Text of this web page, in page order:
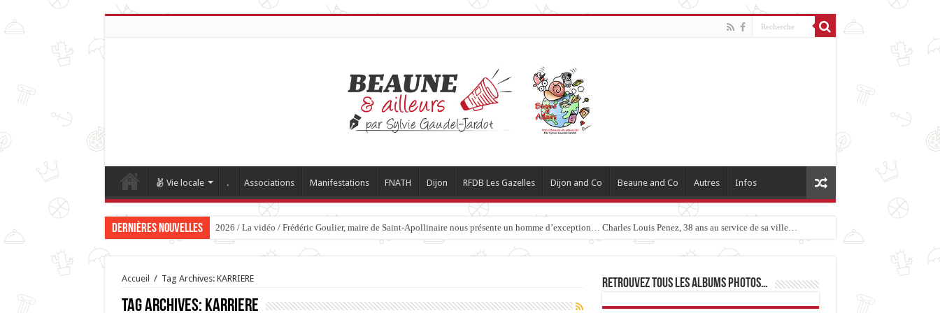
Vie locale . Associations Manifestations FNATH Dijon RFDB Les Gazelles Dijon and Co Beaune and Co Autres Infos
Dernières nouvelles 2026 / La vidéo / Frédéric Goulier, maire de Saint-Apollinaire nous présente un homme d’exception… Charles Louis Penez, 38 ans au service de sa ville…
Accueil / Tag Archives: KARRIERE
Tag Archives: KARRIERE
Retrouvez tous les albums photos…